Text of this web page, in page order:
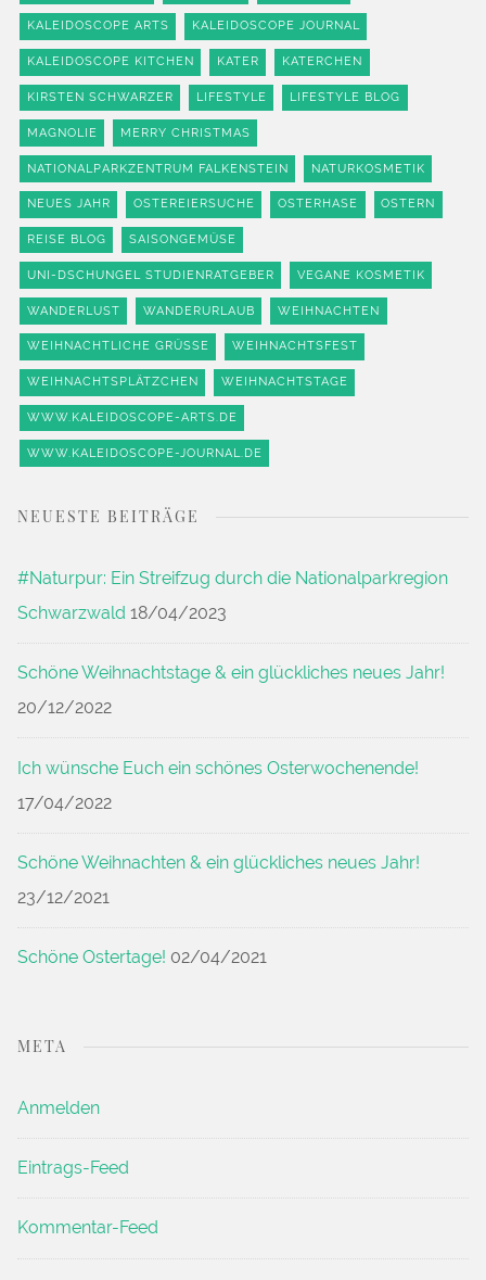
KALEIDOSCOPE ARTS KALEIDOSCOPE JOURNAL
KALEIDOSCOPE KITCHEN KATER KATERCHEN
KIRSTEN SCHWARZER LIFESTYLE LIFESTYLE BLOG
MAGNOLIE MERRY CHRISTMAS
NATIONALPARKZENTRUM FALKENSTEIN NATURKOSMETIK
NEUES JAHR OSTEREIERSUCHE OSTERHASE OSTERN
REISE BLOG SAISONGEMÜSE
UNI-DSCHUNGEL STUDIENRATGEBER VEGANE KOSMETIK
WANDERLUST WANDERURLAUB WEIHNACHTEN
WEIHNACHTLICHE GRÜSSE WEIHNACHTSFEST
WEIHNACHTSPLÄTZCHEN WEIHNACHTSTAGE
WWW.KALEIDOSCOPE-ARTS.DE
WWW.KALEIDOSCOPE-JOURNAL.DE
NEUESTE BEITRÄGE
#Naturpur: Ein Streifzug durch die Nationalparkregion
Schwarzwald 18/04/2023
Schöne Weihnachtstage & ein glückliches neues Jahr!
20/12/2022
Ich wünsche Euch ein schönes Osterwochenende!
17/04/2022
Schöne Weihnachten & ein glückliches neues Jahr!
23/12/2021
Schöne Ostertage! 02/04/2021
META
Anmelden
Eintrags-Feed
Kommentar-Feed